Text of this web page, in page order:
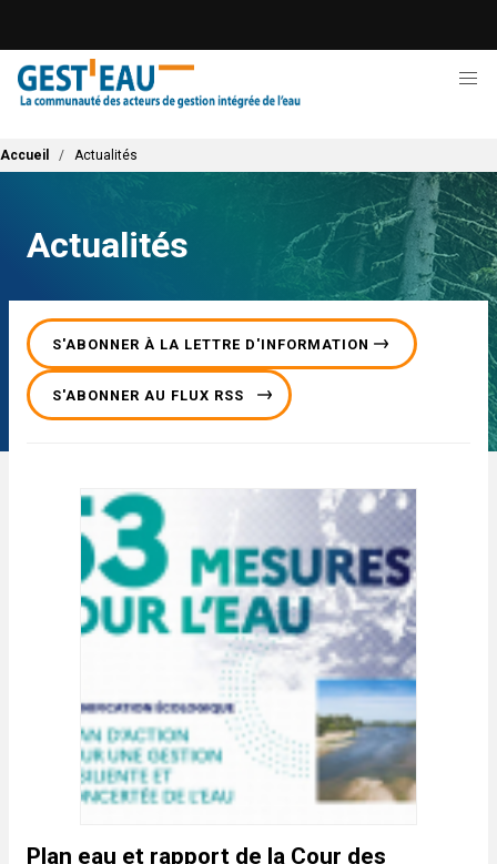
contenu
principal
Fil d'Ariane
Accueil Actualités
Actualités
S'ABONNER À LA LETTRE D'INFORMATION
S'ABONNER AU FLUX RSS
Plan eau et rapport de la Cour des